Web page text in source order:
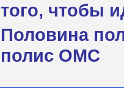
того, чтобы
Половина
полис ОМС